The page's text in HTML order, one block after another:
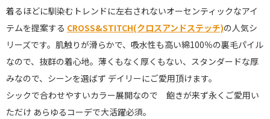
着るほどに馴染むトレンドに左右されないオーセンティックなアイ
テムを提案する CROSS&STITCH(クロスアンドステッチ)の人気シ
リーズです。肌触りが滑らかで、吸水性も高い綿100％の裏毛パイル
なので、抜群の着心地。薄くもなく厚くもない、スタンダードな厚
みなので、シーンを選ばず デイリーにご愛用頂けます。
シックで合わせやすいカラー展開なので 飽きが来ず永くご愛用い
ただけ あらゆるコーデで大活躍必須。